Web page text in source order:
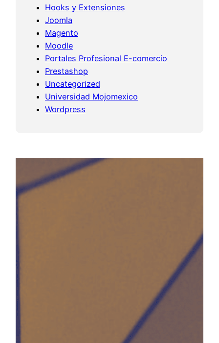
Hooks y Extensiones
Joomla
Magento
Moodle
Portales Profesional E-comercio
Prestashop
Uncategorized
Universidad Mojomexico
Wordpress